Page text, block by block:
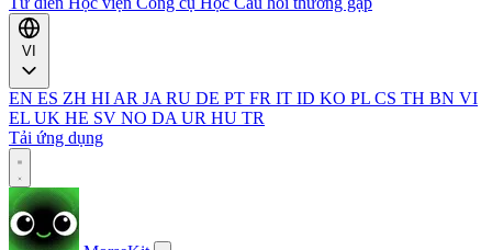
EN ES ZH HI AR JA RU DE PT FR IT ID KO PL CS TH BN VI
EL UK HE SV NO DA UR HU TR
Tải ứng dụng